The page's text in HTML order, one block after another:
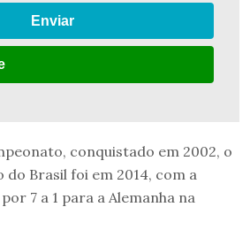
Enviar
conquistado em 2002, o
do Brasil foi em 2014, com a
7 a 1 para a Alemanha na